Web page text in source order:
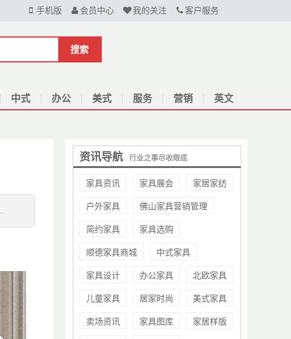
手机版 会员中心 我的关注 客户服务
搜索
中式 办公 美式 服务 营销 英文
资讯导航 行业之事尽收眼底
家具资讯 家具展会 家居家纺
户外家具 佛山家具营销管理
简约家具 家具选购
顺德家具商城 中式家具
家具设计 办公家具 北欧家具
儿童家具 居家时尚 美式家具
卖场资讯 家具图库 家居样版